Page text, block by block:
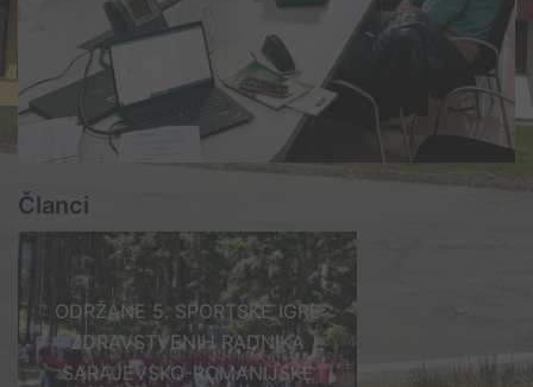
Članci
ODRŽANE 5. SPORTSKE IGRE
ZDRAVSTVENIH RADNIKA
SARAJEVSKO-ROMANIJSKE